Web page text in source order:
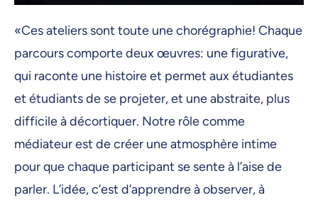
«Ces ateliers sont toute une chorégraphie! Chaque
parcours comporte deux œuvres: une figurative,
qui raconte une histoire et permet aux étudiantes
et étudiants de se projeter, et une abstraite, plus
difficile à décortiquer. Notre rôle comme
médiateur est de créer une atmosphère intime
pour que chaque participant se sente à l’aise de
parler. L’idée, c’est d’apprendre à observer, à